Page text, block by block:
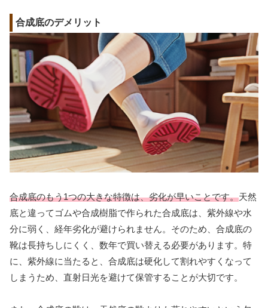
合成底のデメリット
合成底のもう1つの大きな特徴は、劣化が早いことです。天然
底と違ってゴムや合成樹脂で作られた合成底は、紫外線や水
分に弱く、経年劣化が避けられません。そのため、合成底の
靴は長持ちしにくく、数年で買い替える必要があります。特
に、紫外線に当たると、合成底は硬化して割れやすくなって
しまうため、直射日光を避けて保管することが大切です。